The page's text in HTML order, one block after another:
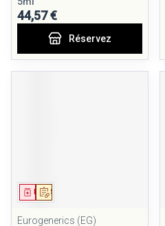
44,57 €
Réservez
Sur prescription
Médicament
Eurogenerics (EG)